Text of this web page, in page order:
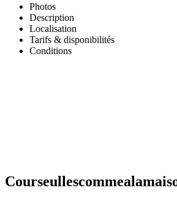
Photos
Description
Localisation
Tarifs & disponibilités
Conditions